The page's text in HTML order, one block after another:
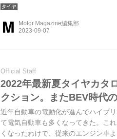
Motor Magazine編集部
Official Staff
2022年最新夏タイヤカタ
クション。またBEV時代
近年自動車の電動化が進んでハイブ
て電気自動車も多くなってきた。こ
くなったわけで、従来のエンジン車